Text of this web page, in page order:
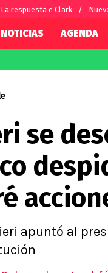
La respuesta e Clark
Alexis
Carlos
AGENDA
se
apuntó al